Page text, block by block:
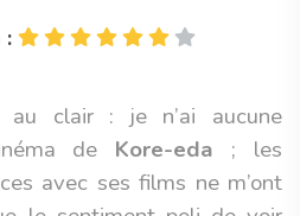
au clair : je n’ai aucune
de Kore-eda ; les
avec ses films ne m’ont